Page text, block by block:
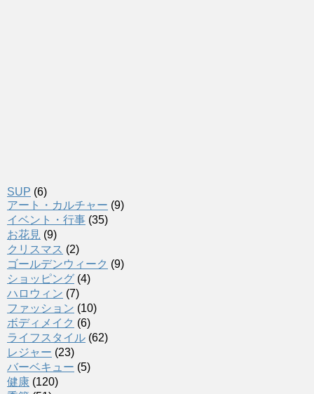
SUP (6)
アート・カルチャー (9)
イベント・行事 (35)
お花見 (9)
クリスマス (2)
ゴールデンウィーク (9)
ショッピング (4)
ハロウィン (7)
ファッション (10)
ボディメイク (6)
ライフスタイル (62)
レジャー (23)
バーベキュー (5)
健康 (120)